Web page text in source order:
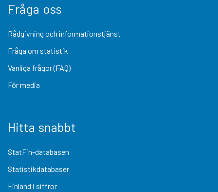
Fråga oss
Rådgivning och informationstjänst
Fråga om statistik
Vanliga frågor (FAQ)
För media
Hitta snabbt
StatFin-databasen
Statistikdatabaser
Finland i siffror